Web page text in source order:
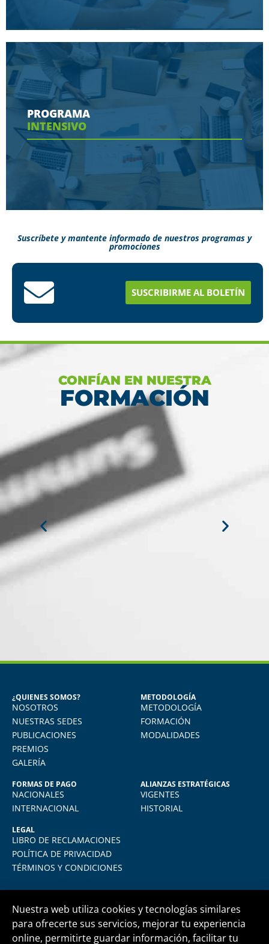
Conoce aquí las herramientas con las que
contaras en tu programa
Ver más
PROGRAMA
INTENSIVO
estudios en menos tiempo
Suscríbete y mantente informado de nuestros programas y
promociones
SUSCRIBIRME AL BOLETÍN
CONFÍAN EN NUESTRA
FORMACIÓN
GÓNGORA
Vivo en Arequipa y llevé el diploma con
total comodidad desde mi casa. La
y muy amigable. La enseñanza virtual es
¿QUIENES SOMOS?
NOSOTROS
NUESTRAS SEDES
PUBLICACIONES
PREMIOS
GALERÍA
METODOLOGÍA
METODOLOGÍA
FORMACIÓN
MODALIDADES
FORMAS DE PAGO
NACIONALES
INTERNACIONAL
ALIANZAS ESTRATÉGICAS
VIGENTES
HISTORIAL
LEGAL
LIBRO DE RECLAMACIONES
POLÍTICA DE PRIVACIDAD
TÉRMINOS Y CONDICIONES
Central telefónica+51 1 500 6133
Nuestra web utiliza cookies y tecnologías similares
para ofrecerte sus servicios, mejorar tu experiencia
online, permitirte guardar información, facilitar tu